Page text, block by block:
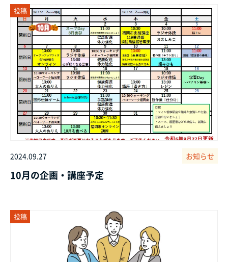
投稿
2024.09.27 お知らせ
10月の企画・講座予定
投稿